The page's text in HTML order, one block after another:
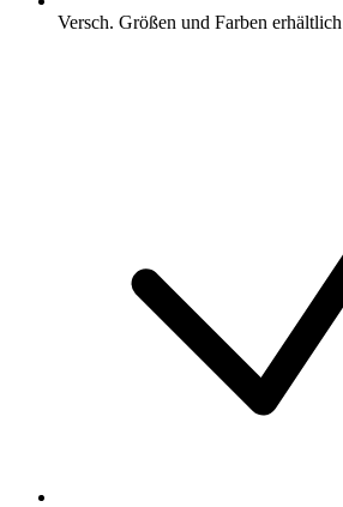
Versch. Größen und Farben erhältlich